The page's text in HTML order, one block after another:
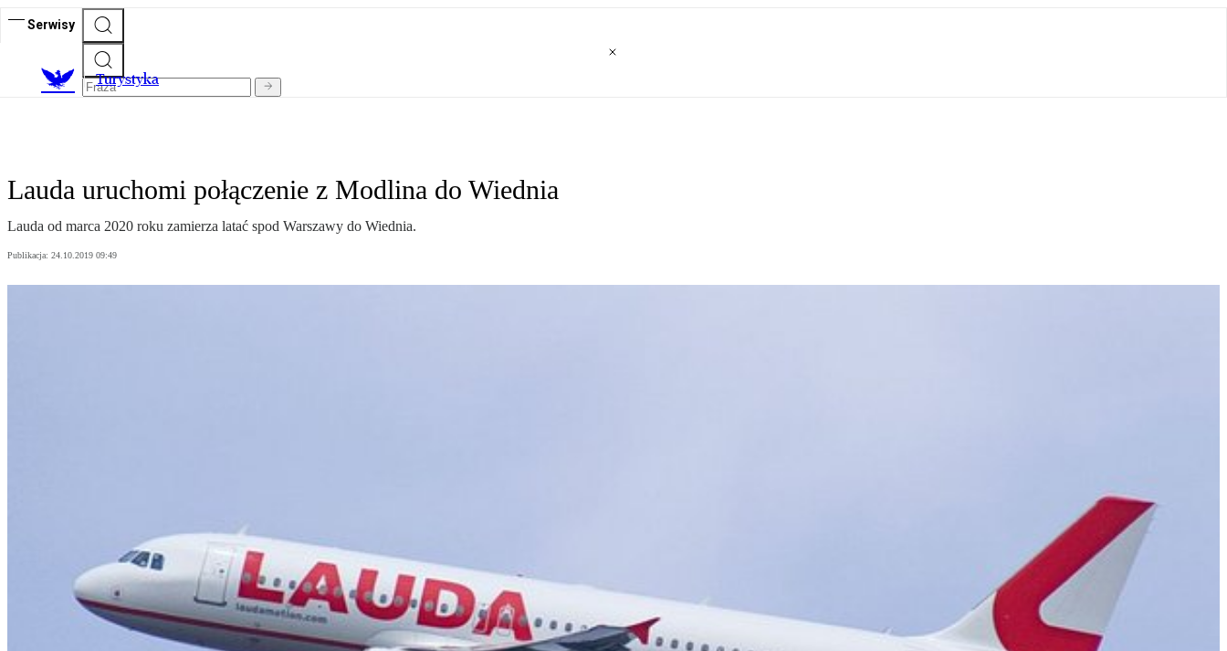
Serwisy
Turystyka
Lauda uruchomi połączenie z Modlina do Wiednia
Lauda od marca 2020 roku zamierza latać spod Warszawy do Wiednia.
Publikacja: 24.10.2019 09:49